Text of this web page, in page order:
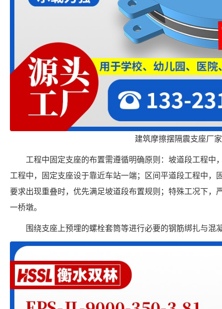
建筑摩擦摆隔震支座厂家
工程中固定支座的布置需遵循明确原则：坡道段工程中
工程中，固定支座设于靠近车站一端；区间平道段工程中，
要求出现重叠时，优先满足坡道段布置规则；特殊工况下，
一桥墩。
围绕支座上预埋的螺栓套筒等进行必要的钢筋绑扎与混